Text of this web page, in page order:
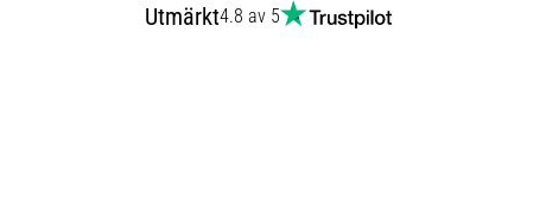
Utmärkt4.8 av 5